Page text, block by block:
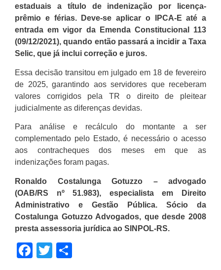
estaduais a título de indenização por licença-
prêmio e férias. Deve-se aplicar o IPCA-E até a
entrada em vigor da Emenda Constitucional 113
(09/12/2021), quando então passará a incidir a Taxa
Selic, que já inclui correção e juros.
Essa decisão transitou em julgado em 18 de fevereiro
de 2025, garantindo aos servidores que receberam
valores corrigidos pela TR o direito de pleitear
judicialmente as diferenças devidas.
Para análise e recálculo do montante a ser
complementado pelo Estado, é necessário o acesso
aos contracheques dos meses em que as
indenizações foram pagas.
Ronaldo Costalunga Gotuzzo – advogado
(OAB/RS nº 51.983), especialista em Direito
Administrativo e Gestão Pública. Sócio da
Costalunga Gotuzzo Advogados, que desde 2008
presta assessoria jurídica ao SINPOL-RS.
Facebook
Twitter